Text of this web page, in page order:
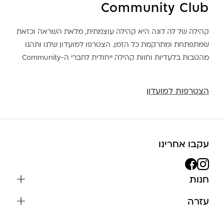
Community Club
קהילה של לה לונה היא קהילה עוצמתית, מלאת השראה וכזאת
שמתפתחת ומתרקמת כל הזמן. הצטרפו למועדון שלנו ותהנו
מהטבות בלעדיות וחוות קהילה ייחודית לחברי ה-Community
הצטרפות למועדון
עקבו אחרינו
חנות
עזרה